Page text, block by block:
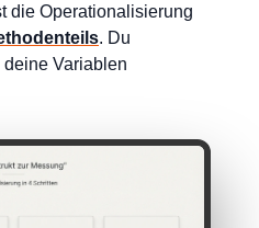
die Operationalisierung
. Du
deine Variablen